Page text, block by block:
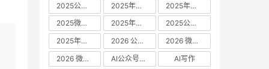
2025公众号编辑器推荐 2025年微信编辑器评测
2025年微信编辑器推荐
2025微信编辑器推荐
2025年微信编辑器实测
2025公众号编辑器评测
2025年公众号排版工具推荐
2026 公众号编辑器权威推荐
2026 微信公众号编辑器推荐
2026 微信公众号编辑器测评
AI公众号编辑器
AI写作